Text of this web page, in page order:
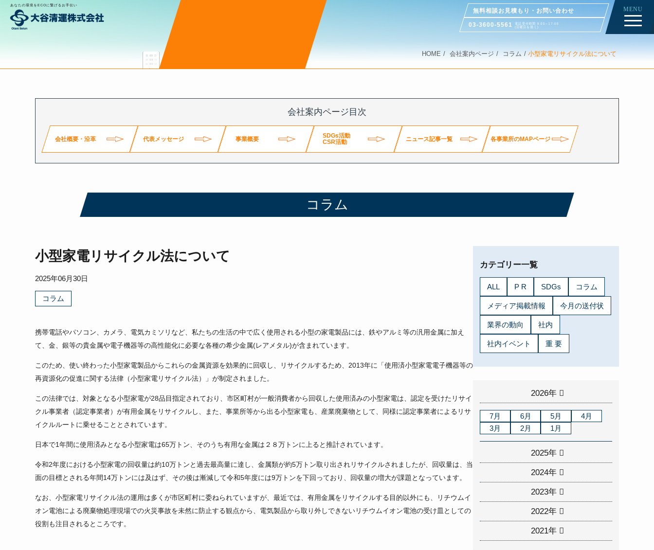
あなたの環境をECOに繋げるお手伝い
無料相談お見積もり・お問い合わせ
03-3600-5561
電話受付時間 9:00～17:00
(日曜日を除く)
MENU
News
コラム
Re-Creation
HOME 会社案内ページ コラム 小型家電リサイクル法について
会社案内ページ目次
会社概要・沿革 代表メッセージ 事業概要
SDGs活動
CSR活動
ニュース記事一覧 各事業所のMAPページ
コラム
小型家電リサイクル法について
2025年06月30日
コラム
携帯電話やパソコン、カメラ、電気カミソリなど、私たちの生活の中で広く使用される小型の家電製品には、鉄やアルミ等の汎用金属に加え
て、金、銀等の貴金属や電子機器等の高性能化に必要な各種の希少金属(レアメタル)が含まれています。
このため、使い終わった小型家電製品からこれらの金属資源を効果的に回収し、リサイクルするため、2013年に「使用済小型家電電子機器等の
再資源化の促進に関する法律（小型家電リサイクル法）」が制定されました。
この法律では、対象となる小型家電が28品目指定されており、市区町村が一般消費者から回収した使用済みの小型家電は、認定を受けたリサイ
クル事業者（認定事業者）が有用金属をリサイクルし、また、事業所等から出る小型家電も、産業廃棄物として、同様に認定事業者によるリサ
イクルルートに乗せることとされています。
日本で1年間に使用済みとなる小型家電は65万トン、そのうち有用な金属は２８万トンに上ると推計されています。
令和2年度における小型家電の回収量は約10万トンと過去最高量に達し、金属類が約5万トン取り出されリサイクルされましたが、回収量は、当
面の目標とされる年間14万トンには及はず、その後は漸減して令和5年度には9万トンを下回っており、回収量の増大が課題となっています。
なお、小型家電リサイクル法の運用は多くが市区町村に委ねられていますが、最近では、有用金属をリサイクルする目的以外にも、リチウムイ
オン電池による廃棄物処理現場での火災事故を未然に防止する観点から、電気製品から取り外しできないリチウムイオン電池の受け皿としての
役割も注目されるところです。
カテゴリー一覧
ALL P R SDGs コラム
メディア掲載情報 今月の送付状
業界の動向 社内
社内イベント 重 要
2026年
7月 6月 5月
4月
3月
2月 1月
2025年
2024年
2023年
2022年
2021年